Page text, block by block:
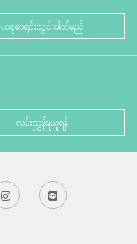
ယခုစာရင်းသွင်းပါဝင်မည်
လမ်းညွှန်ရယူရန်